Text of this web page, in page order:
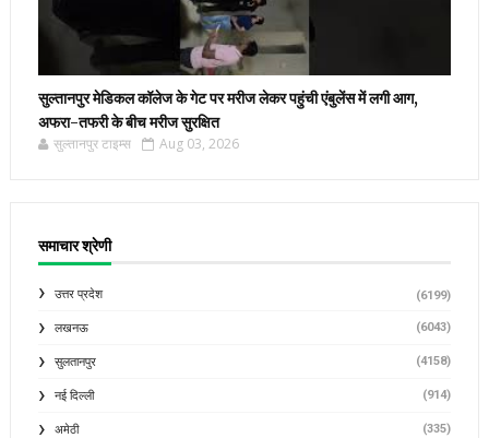
सुल्तानपुर मेडिकल कॉलेज के गेट पर मरीज लेकर पहुंची एंबुलेंस में लगी आग,
अफरा-तफरी के बीच मरीज सुरक्षित
सुल्तानपुर टाइम्स Aug 03, 2026
समाचार श्रेणी
उत्तर प्रदेश (6199)
लखनऊ (6043)
सुलतानपुर (4158)
नई दिल्ली (914)
अमेठी (335)